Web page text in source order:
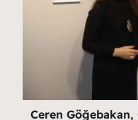
Ceren Göğebakan,